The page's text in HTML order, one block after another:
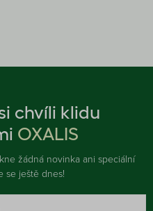
chvíli klidu
OXALIS
žádná novinka ani speciální
se ještě dnes!